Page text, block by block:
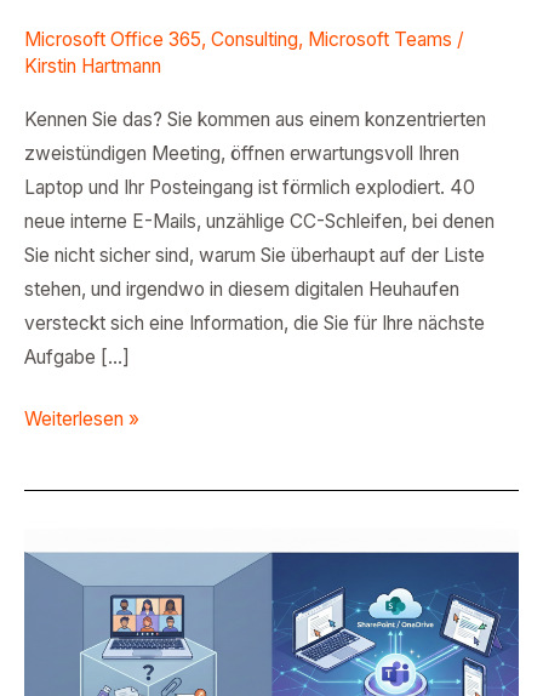
Microsoft Office 365, Consulting, Microsoft Teams /
Kirstin Hartmann
Kennen Sie das? Sie kommen aus einem konzentrierten
zweistündigen Meeting, öffnen erwartungsvoll Ihren
Laptop und Ihr Posteingang ist förmlich explodiert. 40
neue interne E-Mails, unzählige CC-Schleifen, bei denen
Sie nicht sicher sind, warum Sie überhaupt auf der Liste
stehen, und irgendwo in diesem digitalen Heuhaufen
versteckt sich eine Information, die Sie für Ihre nächste
Aufgabe […]
Weiterlesen »
vollintegriertes